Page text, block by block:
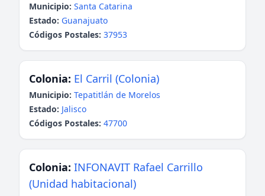
Municipio: Santa Catarina
Estado: Guanajuato
Códigos Postales: 37953
Colonia: El Carril (Colonia)
Municipio: Tepatitlán de Morelos
Estado: Jalisco
Códigos Postales: 47700
Colonia: INFONAVIT Rafael Carrillo
(Unidad habitacional)